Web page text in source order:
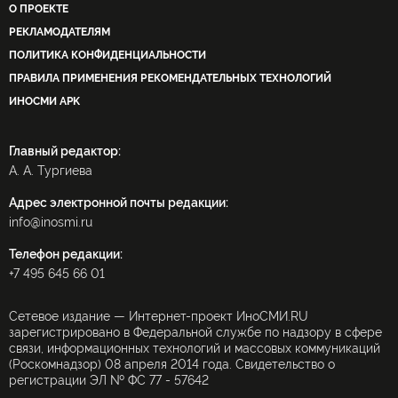
О ПРОЕКТЕ
РЕКЛАМОДАТЕЛЯМ
ПОЛИТИКА КОНФИДЕНЦИАЛЬНОСТИ
ПРАВИЛА ПРИМЕНЕНИЯ РЕКОМЕНДАТЕЛЬНЫХ ТЕХНОЛОГИЙ
ИНОСМИ APK
Главный редактор:
А. А. Тургиева
Адрес электронной почты редакции:
info@inosmi.ru
Телефон редакции:
+7 495 645 66 01
Сетевое издание — Интернет-проект ИноСМИ.RU
зарегистрировано в Федеральной службе по надзору в сфере
связи, информационных технологий и массовых коммуникаций
(Роскомнадзор) 08 апреля 2014 года. Свидетельство о
регистрации ЭЛ № ФС 77 - 57642